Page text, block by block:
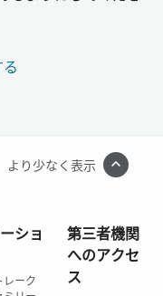
より少なく表示
ショ
レーク
第三者機関
へのアクセ
ス